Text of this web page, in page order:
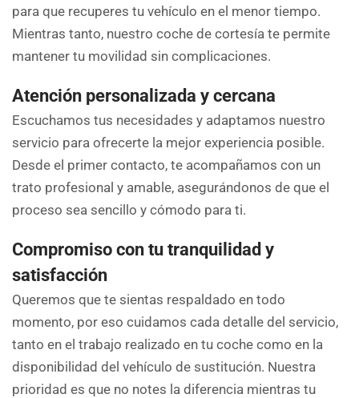
para que recuperes tu vehículo en el menor tiempo.
Mientras tanto, nuestro coche de cortesía te permite
mantener tu movilidad sin complicaciones.
Atención personalizada y cercana
Escuchamos tus necesidades y adaptamos nuestro
servicio para ofrecerte la mejor experiencia posible.
Desde el primer contacto, te acompañamos con un
trato profesional y amable, asegurándonos de que el
proceso sea sencillo y cómodo para ti.
Compromiso con tu tranquilidad y
satisfacción
Queremos que te sientas respaldado en todo
momento, por eso cuidamos cada detalle del servicio,
tanto en el trabajo realizado en tu coche como en la
disponibilidad del vehículo de sustitución. Nuestra
prioridad es que no notes la diferencia mientras tu